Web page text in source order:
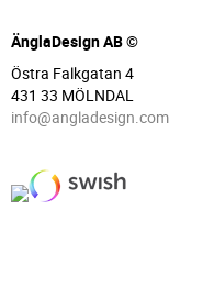
ÄnglaDesign AB ©
Östra Falkgatan 4
431 33 MÖLNDAL
info@angladesign.com